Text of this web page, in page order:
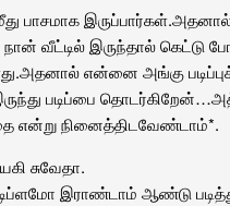
பாசமாக
வீட்டில் இருந்தால் கெட்டு
என்னை அங்கு
படிப்பை
என்று நினைத்திடவேண்டாம்*.
சுவேதா.
இராண்டாம் ஆண்டு